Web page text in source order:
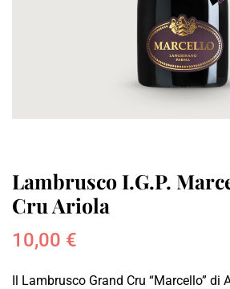
Lambrusco I.G.P.
Cru Ariola
10,00 €
Il Lambrusco Grand Cru “Marcello” di